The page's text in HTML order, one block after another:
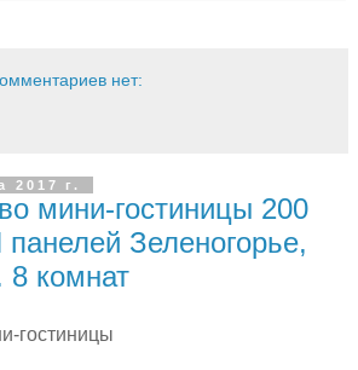
нет:
2017 г.
мини-гостиницы 200
Зеленогорье,
8 комнат
гостиницы